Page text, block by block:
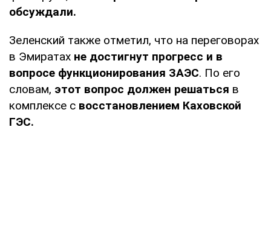
обсуждали.
Зеленский также отметил, что на переговорах
в Эмиратах не достигнут прогресс и в
вопросе функционирования ЗАЭС. По его
словам, этот вопрос должен решаться в
комплексе с восстановлением Каховской
ГЭС.